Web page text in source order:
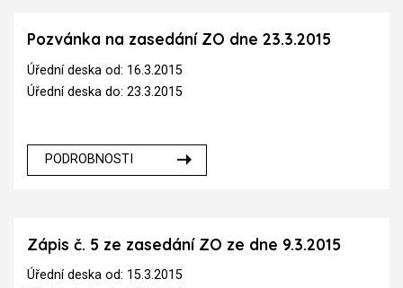
Pozvánka na zasedání ZO dne 23.3.2015
Úřední deska od: 16.3.2015
Úřední deska do: 23.3.2015
PODROBNOSTI
Zápis č. 5 ze zasedání ZO ze dne 9.3.2015
Úřední deska od: 15.3.2015